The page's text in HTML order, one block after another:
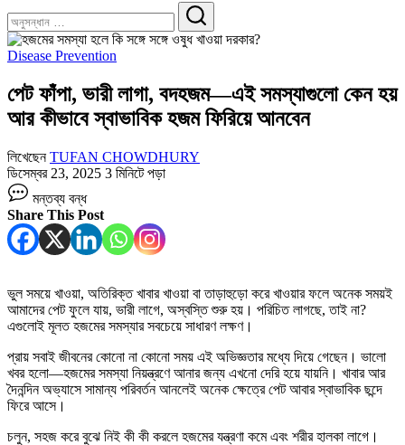
করুন
খুঁজুন
খুঁজুন
Disease Prevention
পেট ফাঁপা, ভারী লাগা, বদহজম—এই সমস্যাগুলো কেন হয়
আর কীভাবে স্বাভাবিক হজম ফিরিয়ে আনবেন
লিখেছেনTUFAN CHOWDHURY
ডিসেম্বর 23, 2025 3 মিনিটে পড়া
ফাঁপা,
ভারী
লাগা,
বদহজম
সমস্যাগুলো
কেন
হয়
আর
কীভাবে
স্বাভাবিক
হজম
ফিরিয়ে
আনবেন
মন্তব্য বন্ধ
Share This Post
ভুল সময়ে খাওয়া, অতিরিক্ত খাবার খাওয়া বা তাড়াহুড়ো করে খাওয়ার ফলে অনেক সময়ই
আমাদের পেট ফুলে যায়, ভারী লাগে, অস্বস্তি শুরু হয়। পরিচিত লাগছে, তাই না?
এগুলোই মূলত হজমের সমস্যার সবচেয়ে সাধারণ লক্ষণ।
প্রায় সবাই জীবনের কোনো না কোনো সময় এই অভিজ্ঞতার মধ্যে দিয়ে গেছেন। ভালো
খবর হলো—হজমের সমস্যা নিয়ন্ত্রণে আনার জন্য এখনো দেরি হয়ে যায়নি। খাবার আর
দৈনন্দিন অভ্যাসে সামান্য পরিবর্তন আনলেই অনেক ক্ষেত্রে পেট আবার স্বাভাবিক ছন্দে
ফিরে আসে।
চলুন, সহজ করে বুঝে নিই কী কী করলে হজমের যন্ত্রণা কমে এবং শরীর হালকা লাগে।